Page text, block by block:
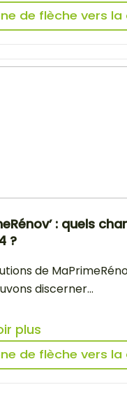
: quels
?
de
discerner...
plus